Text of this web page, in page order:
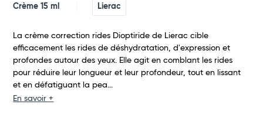
Commander
Crème 15 ml Lierac
La crème correction rides Dioptiride de Lierac cible
efficacement les rides de déshydratation, d'expression et
profondes autour des yeux. Elle agit en comblant les rides
pour réduire leur longueur et leur profondeur, tout en lissant
et en défatiguant la pea...
En savoir +